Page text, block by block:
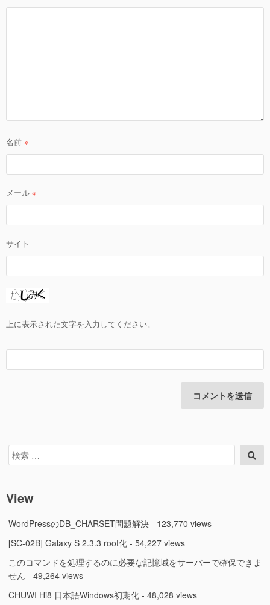
名前 ※
メール ※
サイト
上に表示された文字を入力してください。
検
索
索
View
WordPressのDB_CHARSET問題解決 - 123,770 views
[SC-02B] Galaxy S 2.3.3 root化 - 54,227 views
このコマンドを処理するのに必要な記憶域をサーバーで確保できま
せん - 49,264 views
CHUWI Hi8 日本語Windows初期化 - 48,028 views